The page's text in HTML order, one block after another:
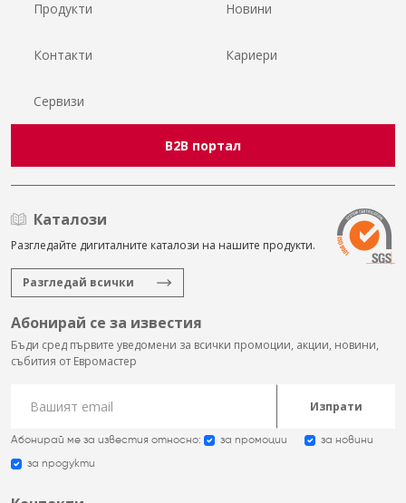
Продукти Новини
Контакти Кариери
Сервизи
B2B портал
Каталози
Разгледайте дигиталните каталози на нашите продукти.
Разгледай всички
Абонирай се за известия
Бъди сред първите уведомени за всички промоции, акции, новини,
събития от Евромастер
Изпрати
Абонирай ме за известия относно: за промоции за новини
за продукти